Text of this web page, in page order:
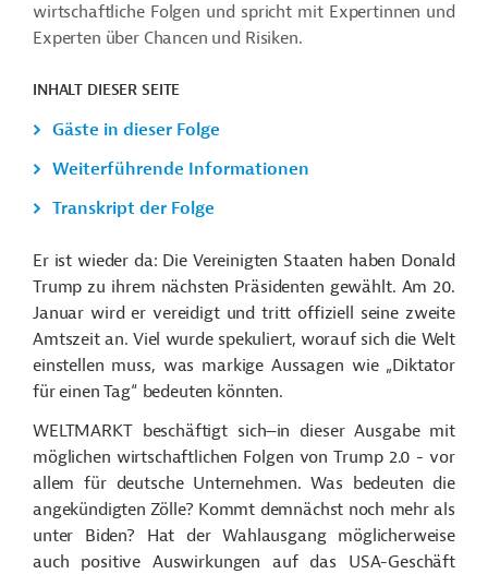
wirtschaftliche Folgen und spricht mit Expertinnen und
Experten über Chancen und Risiken.
INHALT DIESER SEITE
Gäste in dieser Folge
Weiterführende Informationen
Transkript der Folge
Er ist wieder da: Die Vereinigten Staaten haben Donald
Trump zu ihrem nächsten Präsidenten gewählt. Am 20.
Januar wird er vereidigt und tritt offiziell seine zweite
Amtszeit an. Viel wurde spekuliert, worauf sich die Welt
einstellen muss, was markige Aussagen wie „Diktator
für einen Tag“ bedeuten könnten.
WELTMARKT beschäftigt sich in dieser Ausgabe mit
möglichen wirtschaftlichen Folgen von Trump 2.0 - vor
allem für deutsche Unternehmen. Was bedeuten die
angekündigten Zölle? Kommt demnächst noch mehr als
unter Biden? Hat der Wahlausgang möglicherweise
auch positive Auswirkungen auf das USA-Geschäft